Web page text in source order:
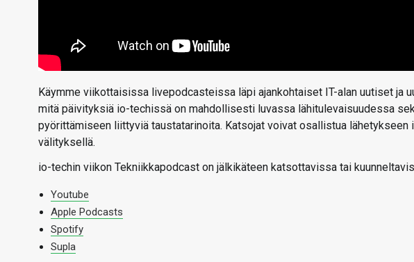
Käymme viikottaisissa livepodcasteissa läpi ajankohtaiset IT-alan uutiset ja
mitä päivityksiä io-techissä on mahdollisesti luvassa lähitulevaisuudessa
pyörittämiseen liittyviä taustatarinoita. Katsojat voivat osallistua lähetykseen
välityksellä.
io-techin viikon Tekniikkapodcast on jälkikäteen katsottavissa tai
Youtube
Apple Podcasts
Spotify
Supla